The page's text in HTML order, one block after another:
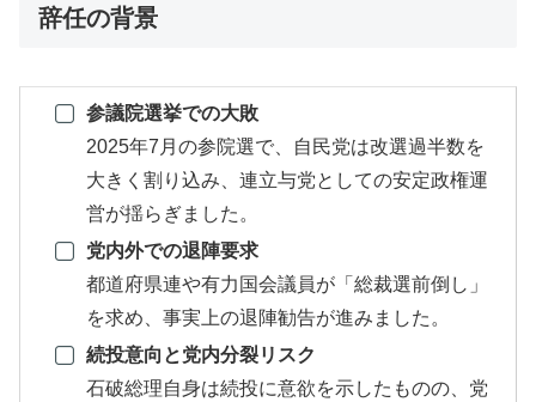
辞任の背景
参議院選挙での大敗
2025年7月の参院選で、自民党は改選過半数を
大きく割り込み、連立与党としての安定政権運
営が揺らぎました。
党内外での退陣要求
都道府県連や有力国会議員が「総裁選前倒し」
を求め、事実上の退陣勧告が進みました。
続投意向と党内分裂リスク
石破総理自身は続投に意欲を示したものの、党